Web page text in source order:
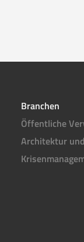
Branchen
Öffentliche
Architektur